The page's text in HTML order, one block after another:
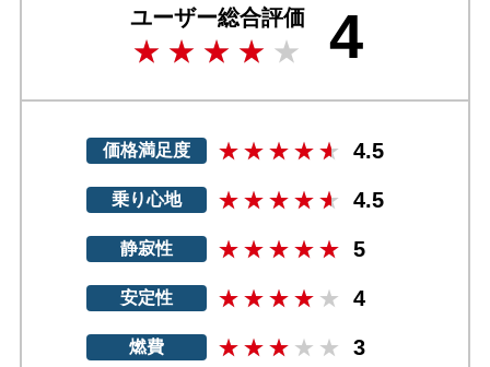
ユーザー総合評価 4
価格満足度 4.5
乗り心地 4.5
静寂性 5
安定性 4
燃費 3